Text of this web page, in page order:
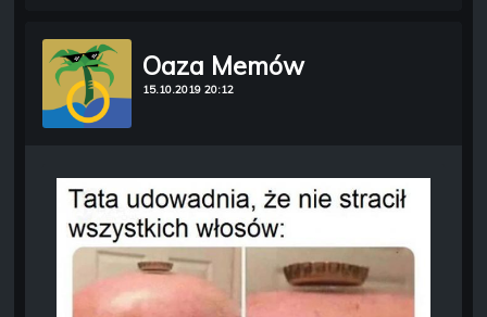
Oaza Memów
15.10.2019 20:12